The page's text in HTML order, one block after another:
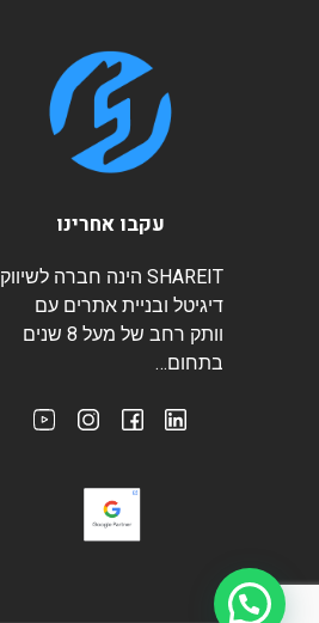
עקבו אחרינו
SHAREIT הינה חברה לשיווק
דיגיטל ובניית אתרים עם
וותק רחב של מעל 8 שנים
בתחום…